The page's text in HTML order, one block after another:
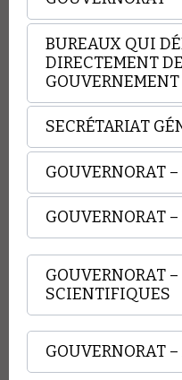
BUREAUX QUI
DIRECTEMENT
GOUVERNEMENT
SECRÉTARIAT
GOUVERNORAT
GOUVERNORAT
GOUVERNORAT
SCIENTIFIQUES
GOUVERNORAT